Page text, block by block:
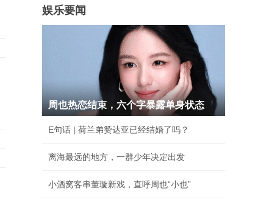
娱乐要闻
周也热恋结束，六个字暴露单身状态
E句话 | 荷兰弟赞达亚已经结婚了吗？
离海最远的地方，一群少年决定出发
小酒窝客串董璇新戏，直呼周也“小也”